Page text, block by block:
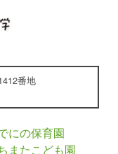
番地
にの保育園
またこども園